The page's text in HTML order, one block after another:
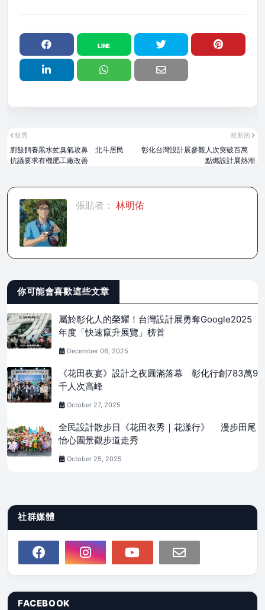
較新的
彰化台灣設計展參觀人次突破百萬
點燃設計展熱潮
較舊
廚餘飼養黑水虻臭氣攻鼻 北斗居民
抗議要求有機肥工廠改善
張貼者： 林明佑
你可能會喜歡這些文章
屬於彰化人的榮耀！台灣設計展勇奪Google2025
年度「快速竄升展覽」榜首
December 06, 2025
《花田夜宴》設計之夜圓滿落幕 彰化行創783萬9
千人次高峰
October 27, 2025
全民設計散步日《花田衣秀｜花漾行》 漫步田尾
怡心園景觀步道走秀
October 25, 2025
社群媒體
FACEBOOK